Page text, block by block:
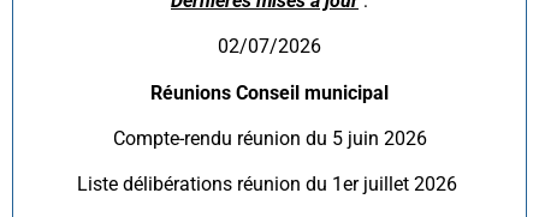
02/07/2026
Réunions Conseil municipal
Compte-rendu réunion du 5 juin 2026
Liste délibérations réunion du 1er juillet 2026